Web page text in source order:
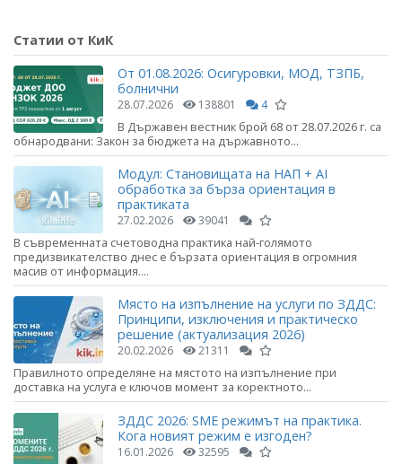
Статии от КиК
От 01.08.2026: Осигуровки, МОД, ТЗПБ,
болнични
28.07.2026 138801 4
В Държавен вестник брой 68 от 28.07.2026 г. са
обнародвани: Закон за бюджета на държавното...
Модул: Становищата на НАП + AI
обработка за бърза ориентация в
практиката
27.02.2026 39041
В съвременната счетоводна практика най-голямото
предизвикателство днес е бързата ориентация в огромния
масив от информация....
Място на изпълнение на услуги по ЗДДС:
Принципи, изключения и практическо
решение (актуализация 2026)
20.02.2026 21311
Правилното определяне на мястото на изпълнение при
доставка на услуга е ключов момент за коректното...
ЗДДС 2026: SME режимът на практика.
Кога новият режим е изгоден?
16.01.2026 32595